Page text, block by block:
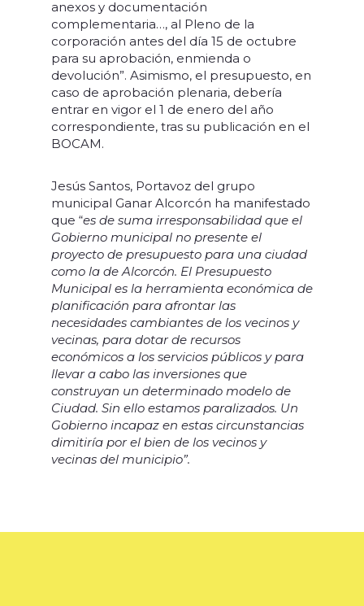
anexos y documentación
complementaria…, al Pleno de la
corporación antes del día 15 de octubre
para su aprobación, enmienda o
devolución”. Asimismo, el presupuesto, en
caso de aprobación plenaria, debería
entrar en vigor el 1 de enero del año
correspondiente, tras su publicación en el
BOCAM.
Jesús Santos, Portavoz del grupo
municipal Ganar Alcorcón ha manifestado
que “es de suma irresponsabilidad que el
Gobierno municipal no presente el
proyecto de presupuesto para una ciudad
como la de Alcorcón. El Presupuesto
Municipal es la herramienta económica de
planificación para afrontar las
necesidades cambiantes de los vecinos y
vecinas, para dotar de recursos
económicos a los servicios públicos y para
llevar a cabo las inversiones que
construyan un determinado modelo de
Ciudad. Sin ello estamos paralizados. Un
Gobierno incapaz en estas circunstancias
dimitiría por el bien de los vecinos y
vecinas del municipio”.